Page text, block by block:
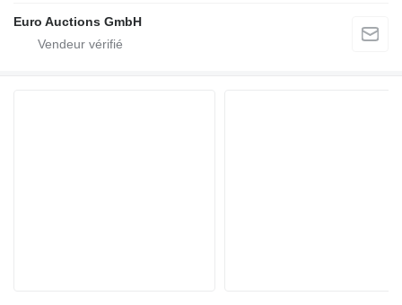
Euro Auctions GmbH